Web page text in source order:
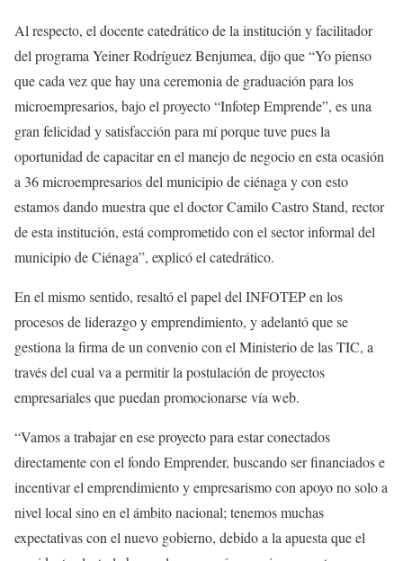
Al respecto, el docente catedrático de la institución y facilitador
del programa Yeiner Rodríguez Benjumea, dijo que “Yo pienso
que cada vez que hay una ceremonia de graduación para los
microempresarios, bajo el proyecto “Infotep Emprende”, es una
gran felicidad y satisfacción para mí porque tuve pues la
oportunidad de capacitar en el manejo de negocio en esta ocasión
a 36 microempresarios del municipio de ciénaga y con esto
estamos dando muestra que el doctor Camilo Castro Stand, rector
de esta institución, está comprometido con el sector informal del
municipio de Ciénaga”, explicó el catedrático.
En el mismo sentido, resaltó el papel del INFOTEP en los
procesos de liderazgo y emprendimiento, y adelantó que se
gestiona la firma de un convenio con el Ministerio de las TIC, a
través del cual va a permitir la postulación de proyectos
empresariales que puedan promocionarse vía web.
“Vamos a trabajar en ese proyecto para estar conectados
directamente con el fondo Emprender, buscando ser financiados e
incentivar el emprendimiento y empresarismo con apoyo no solo a
nivel local sino en el ámbito nacional; tenemos muchas
expectativas con el nuevo gobierno, debido a la apuesta que el